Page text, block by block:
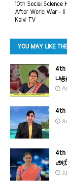
10th Social Science
After World War - II
Kalvi TV
YOU MAY LIKE
4th
4th
4th